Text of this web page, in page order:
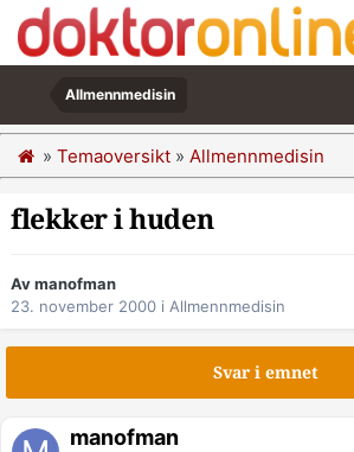
Allmennmedisin
» Temaoversikt » Allmennmedisin
flekker i huden
Av manofman
23. november 2000 i Allmennmedisin
Svar i emnet
manofman